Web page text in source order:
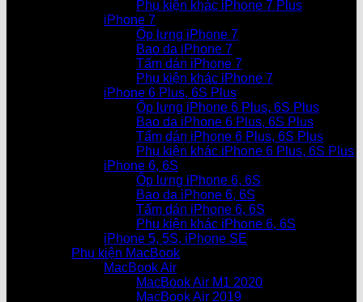
Phụ kiện khác iPhone 7 Plus
iPhone 7
Ốp lưng iPhone 7
Bao da iPhone 7
Tấm dán iPhone 7
Phụ kiện khác iPhone 7
iPhone 6 Plus, 6S Plus
Ốp lưng iPhone 6 Plus, 6S Plus
Bao da iPhone 6 Plus, 6S Plus
Tấm dán iPhone 6 Plus, 6S Plus
Phụ kiện khác iPhone 6 Plus, 6S Plus
iPhone 6, 6S
Ốp lưng iPhone 6, 6S
Bao da iPhone 6, 6S
Tấm dán iPhone 6, 6S
Phụ kiện khác iPhone 6, 6S
iPhone 5, 5S, iPhone SE
Phụ kiện MacBook
MacBook Air
MacBook Air M1 2020
MacBook Air 2019